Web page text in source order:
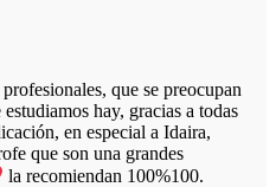
que se preocupan
hay, gracias a todas
en especial a Idaira,
que son una grandes
la recomiendan 100%100.